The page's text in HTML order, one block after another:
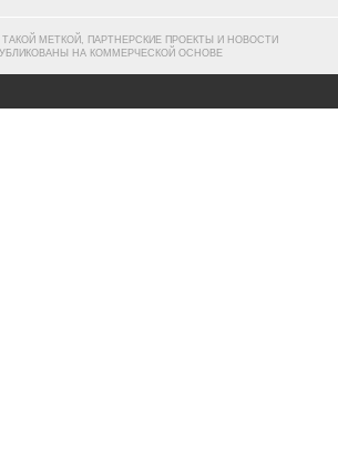
МЕТКОЙ, ПАРТНЕРСКИЕ ПРОЕКТЫ И НОВОСТИ
НА КОММЕРЧЕСКОЙ ОСНОВЕ